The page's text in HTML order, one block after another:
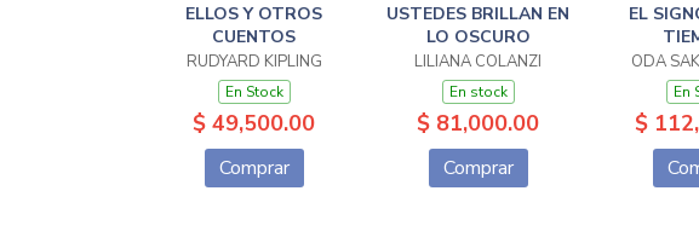
ELLOS Y OTROS
CUENTOS
RUDYARD KIPLING
En Stock
$ 49,500.00
Comprar
USTEDES BRILLAN EN
LO OSCURO
LILIANA COLANZI
En stock
$ 81,000.00
Comprar
EL
ODA
En
$